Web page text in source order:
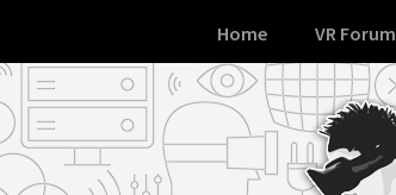
content
Home VR Forum